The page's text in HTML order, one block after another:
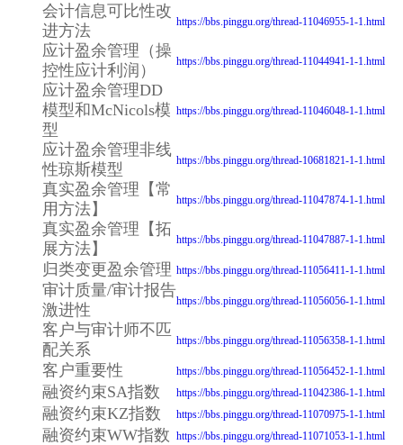
会计信息可比性改
进方法
https://bbs.pinggu.org/thread-11046955-1-1.html
应计盈余管理（操
控性应计利润）
https://bbs.pinggu.org/thread-11044941-1-1.html
应计盈余管理DD
模型和McNicols模
型
https://bbs.pinggu.org/thread-11046048-1-1.html
应计盈余管理非线
性琼斯模型
https://bbs.pinggu.org/thread-10681821-1-1.html
真实盈余管理【常
用方法】
https://bbs.pinggu.org/thread-11047874-1-1.html
真实盈余管理【拓
展方法】
https://bbs.pinggu.org/thread-11047887-1-1.html
归类变更盈余管理 https://bbs.pinggu.org/thread-11056411-1-1.html
审计质量/审计报告
激进性
https://bbs.pinggu.org/thread-11056056-1-1.html
客户与审计师不匹
配关系
https://bbs.pinggu.org/thread-11056358-1-1.html
客户重要性 https://bbs.pinggu.org/thread-11056452-1-1.html
融资约束SA指数 https://bbs.pinggu.org/thread-11042386-1-1.html
融资约束KZ指数 https://bbs.pinggu.org/thread-11070975-1-1.html
融资约束WW指数 https://bbs.pinggu.org/thread-11071053-1-1.html